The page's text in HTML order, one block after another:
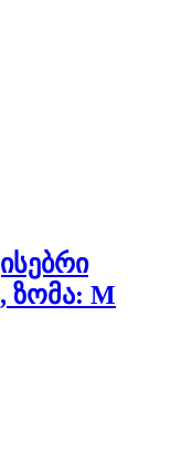
ზომა: M